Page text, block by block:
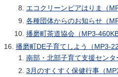
エコクリーンピアはりま（
各種団体からのお知らせ（
播磨町茶道協会（MP3-460KB
播磨町DE子育てしよう（MP3-
南部・北部子育て支援センタ
3月のすくすく保健行事（